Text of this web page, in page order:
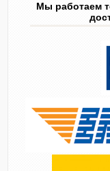
Мы работаем